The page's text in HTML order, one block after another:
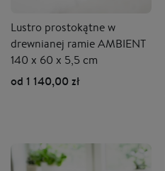
Lustro prostokątne w
drewnianej ramie AMBIENT
140 x 60 x 5,5 cm
od 1 140,00 zł